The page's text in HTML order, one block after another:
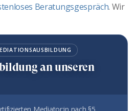
Beratungsgespräch. Wir
an unseren